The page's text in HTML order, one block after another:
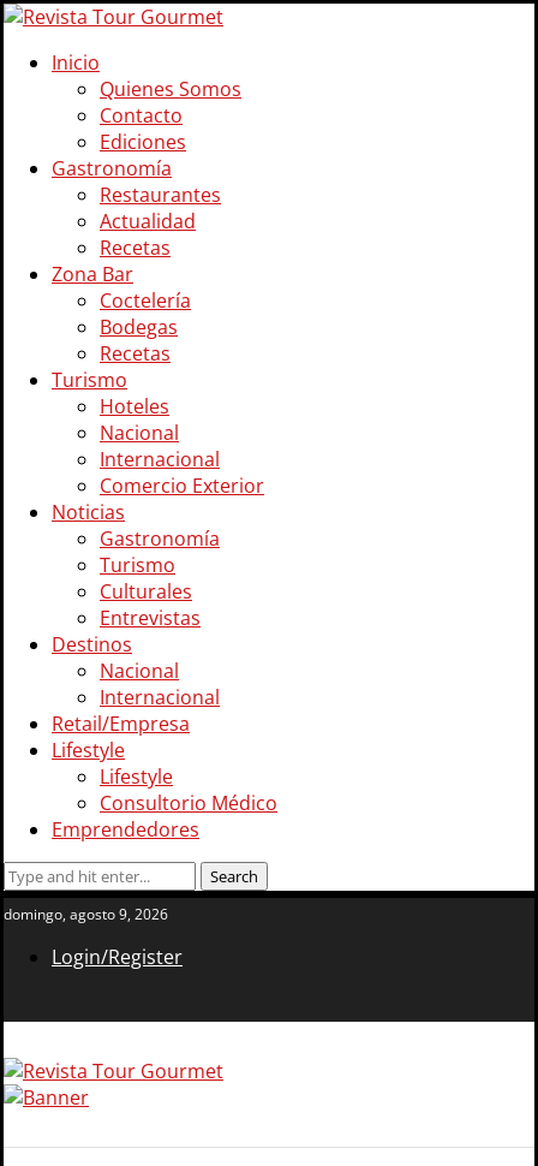
Inicio
Quienes Somos
Contacto
Ediciones
Gastronomía
Restaurantes
Actualidad
Recetas
Zona Bar
Coctelería
Bodegas
Recetas
Turismo
Hoteles
Nacional
Internacional
Comercio Exterior
Noticias
Gastronomía
Turismo
Culturales
Entrevistas
Destinos
Nacional
Internacional
Retail/Empresa
Lifestyle
Lifestyle
Consultorio Médico
Emprendedores
domingo, agosto 9, 2026
Login/Register